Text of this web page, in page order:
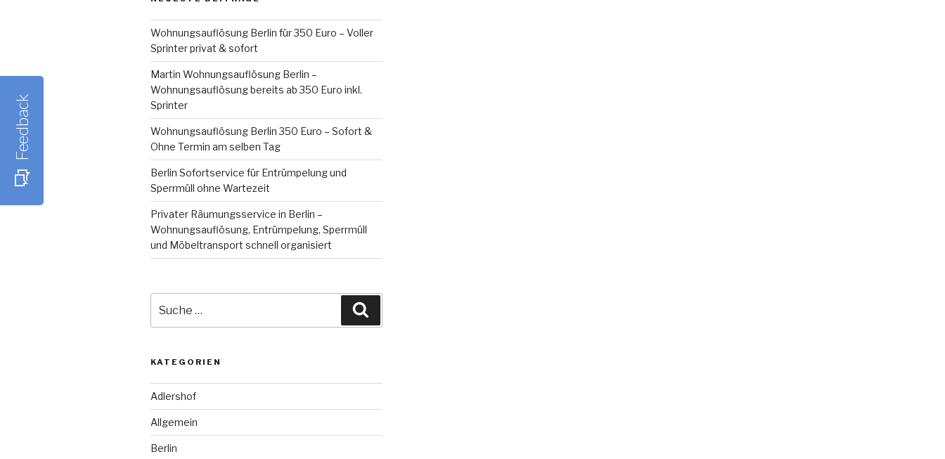
Wohnungsauflösung Berlin für 350 Euro – Voller
Sprinter privat & sofort
Martin Wohnungsauflösung Berlin –
Wohnungsauflösung bereits ab 350 Euro inkl.
Sprinter
Wohnungsauflösung Berlin 350 Euro – Sofort &
Ohne Termin am selben Tag
Berlin Sofortservice für Entrümpelung und
Sperrmüll ohne Wartezeit
Privater Räumungsservice in Berlin –
Wohnungsauflösung, Entrümpelung, Sperrmüll
und Möbeltransport schnell organisiert
nach:
KATEGORIEN
Adlershof
Allgemein
Berlin
Feedback